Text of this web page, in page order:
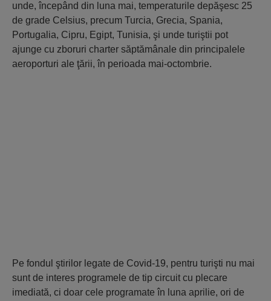
unde, începând din luna mai, temperaturile depăşesc 25
de grade Celsius, precum Turcia, Grecia, Spania,
Portugalia, Cipru, Egipt, Tunisia, şi unde turiştii pot
ajunge cu zboruri charter săptămânale din principalele
aeroporturi ale ţării, în perioada mai-octombrie.
Pe fondul ştirilor legate de Covid-19, pentru turişti nu mai
sunt de interes programele de tip circuit cu plecare
imediată, ci doar cele programate în luna aprilie, ori de